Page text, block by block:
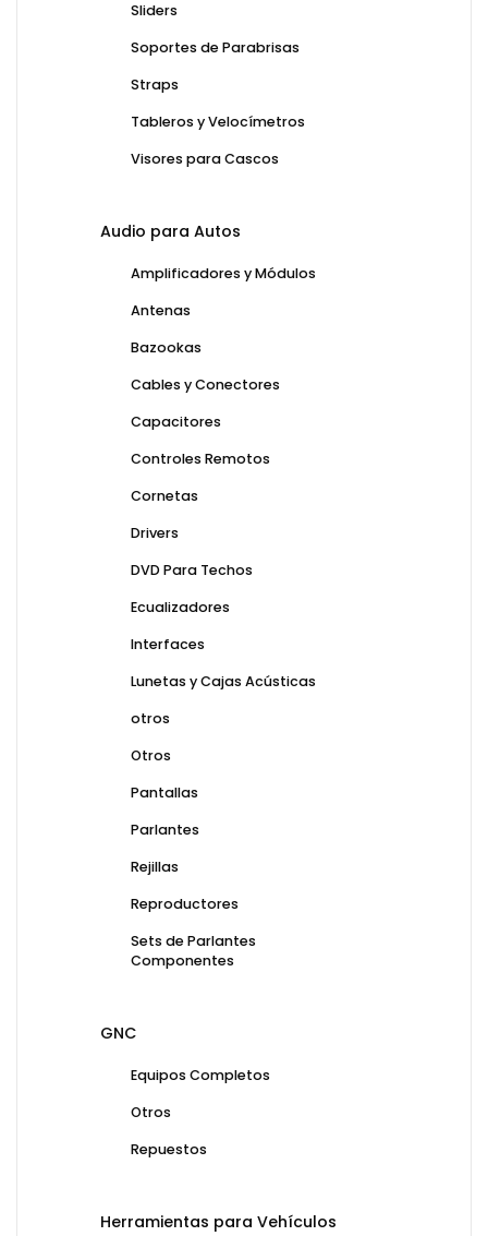
Sliders
Soportes de Parabrisas
Straps
Tableros y Velocímetros
Visores para Cascos
Audio para Autos
Amplificadores y Módulos
Antenas
Bazookas
Cables y Conectores
Capacitores
Controles Remotos
Cornetas
Drivers
DVD Para Techos
Ecualizadores
Interfaces
Lunetas y Cajas Acústicas
otros
Otros
Pantallas
Parlantes
Rejillas
Reproductores
Sets de Parlantes
Componentes
GNC
Equipos Completos
Otros
Repuestos
Herramientas para Vehículos